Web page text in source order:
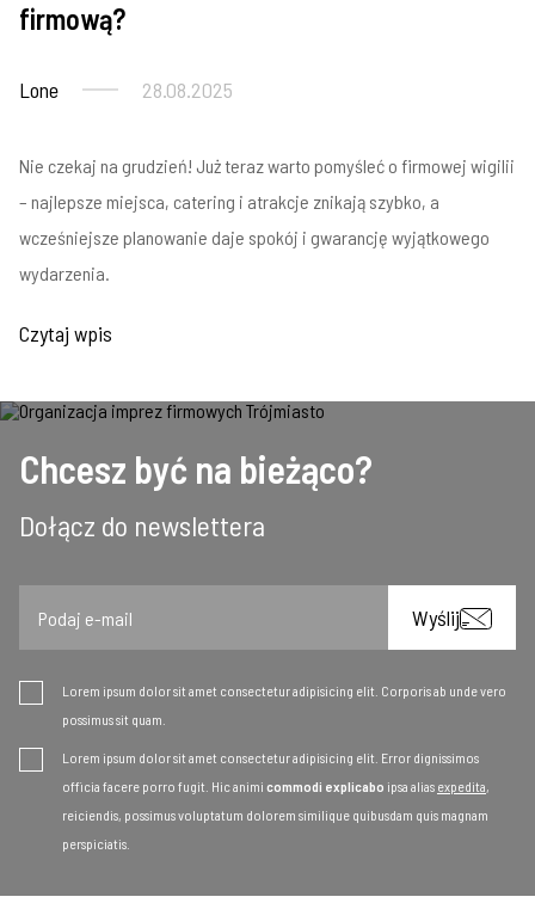
firmową?
Lone 28.08.2025
Nie czekaj na grudzień! Już teraz warto pomyśleć o firmowej wigilii
– najlepsze miejsca, catering i atrakcje znikają szybko, a
wcześniejsze planowanie daje spokój i gwarancję wyjątkowego
wydarzenia.
Czytaj wpis
Chcesz być na bieżąco?
Dołącz do newslettera
Email
Wyślij
Lorem ipsum dolor sit amet consectetur adipisicing elit. Corporis ab unde vero
possimus sit quam.
Lorem ipsum dolor sit amet consectetur adipisicing elit. Error dignissimos
officia facere porro fugit. Hic animi commodi explicabo ipsa alias expedita,
reiciendis, possimus voluptatum dolorem similique quibusdam quis magnam
perspiciatis.